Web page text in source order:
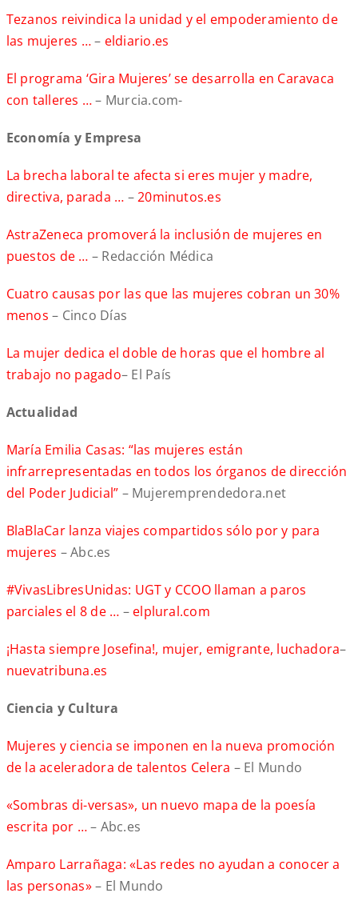
Tezanos reivindica la unidad y el empoderamiento de
las mujeres …– eldiario.es
El programa ‘Gira Mujeres’ se desarrolla en Caravaca
con talleres …– Murcia.com-
Economía y Empresa
La brecha laboral te afecta si eres mujer y madre,
directiva, parada … –20minutos.es
AstraZeneca promoverá la inclusión de mujeres en
puestos de … – Redacción Médica
Cuatro causas por las que las mujeres cobran un 30%
menos– Cinco Días
La mujer dedica el doble de horas que el hombre al
trabajo no pagado– El País
Actualidad
María Emilia Casas: “las mujeres están
infrarrepresentadas en todos los órganos de dirección
del Poder Judicial” – Mujeremprendedora.net
BlaBlaCar lanza viajes compartidos sólo por y para
mujeres – Abc.es
#VivasLibresUnidas: UGT y CCOO llaman a paros
parciales el 8 de … – elplural.com
¡Hasta siempre Josefina!, mujer, emigrante, luchadora–
nuevatribuna.es
Ciencia y Cultura
Mujeres y ciencia se imponen en la nueva promoción
de la aceleradora de talentos Celera – El Mundo
«Sombras di-versas», un nuevo mapa de la poesía
escrita por …– Abc.es
Amparo Larrañaga: «Las redes no ayudan a conocer a
las personas»– El Mundo